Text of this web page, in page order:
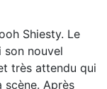
Shiesty. Le
son nouvel
très attendu qui
scène. Après